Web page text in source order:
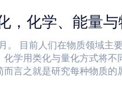
，化学、能量与
。 目前人们在物质领域主
化学用类化与量化方式将不
言之就是研究每种物质的